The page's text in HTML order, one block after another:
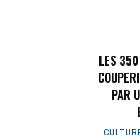
LES 350
PAR